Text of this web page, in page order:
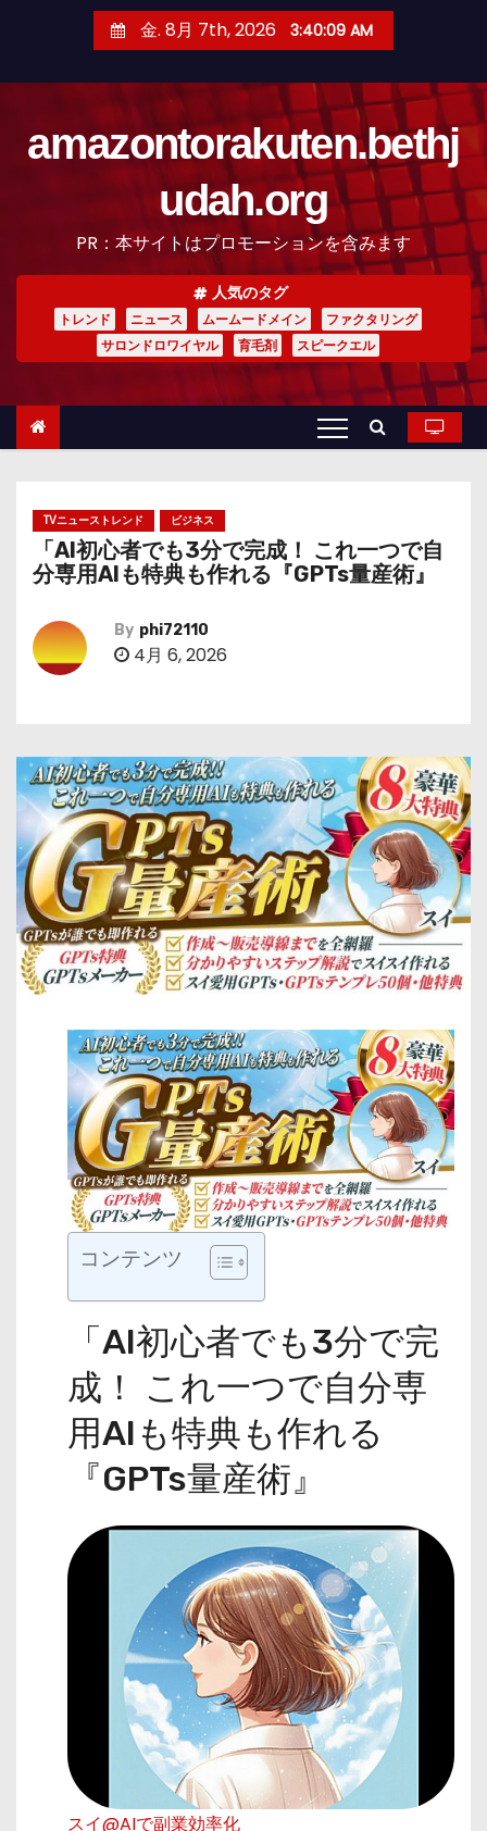
金. 8月 7th, 2026 3:40:10 AM
amazontorakuten.bethj
udah.org
PR：本サイトはプロモーションを含みます
人気のタグ
トレンド ニュース ムームードメイン
ファクタリング
サロンドロワイヤル
育毛剤 スピークエル
TVニューストレンド ビジネス
「AI初心者でも3分で完成！ これ一つで自
分専用AIも特典も作れる『GPTs量産術』
By phi72110
4月 6, 2026
コンテンツ
「AI初心者でも3分で完
成！ これ一つで自分専
用AIも特典も作れる
『GPTs量産術』
スイ@AIで副業効率化